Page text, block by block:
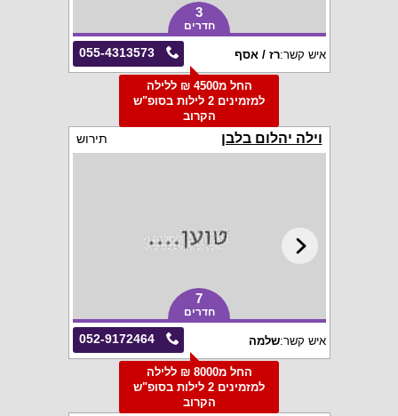
3
חדרים
055-4313573 איש קשר:רז / אסף
החל מ4500 ₪ ללילה
למזמינים 2 לילות בסופ"ש
הקרוב
וילה יהלום בלבן תירוש
7
חדרים
052-9172464 איש קשר:שלמה
החל מ8000 ₪ ללילה
למזמינים 2 לילות בסופ"ש
הקרוב